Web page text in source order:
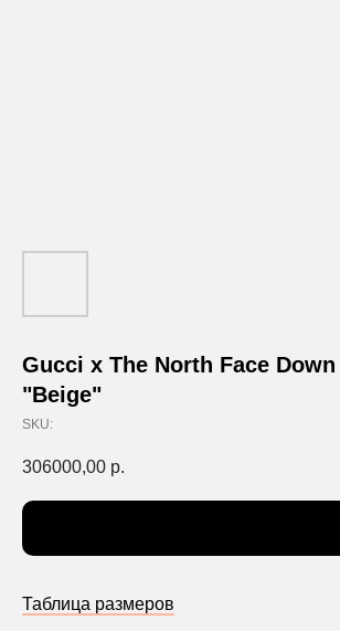
Gucci x The North Face Down
"Beige"
SKU:
306000,00 р.
Таблица размеров